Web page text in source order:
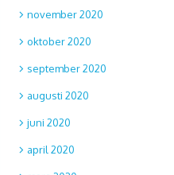
november 2020
oktober 2020
september 2020
augusti 2020
juni 2020
april 2020